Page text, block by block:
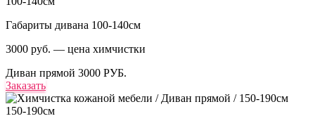
Габариты дивана 100-140см
3000 руб. — цена химчистки
Диван прямой 3000 РУБ.
Заказать
150-190см